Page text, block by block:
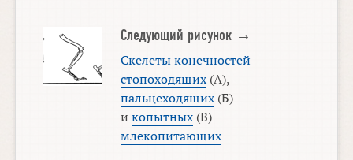
Следующий рисунок →
Скелеты конечностей
стопоходящих(А),
пальцеходящих(Б)
и копытных(В)
млекопитающих